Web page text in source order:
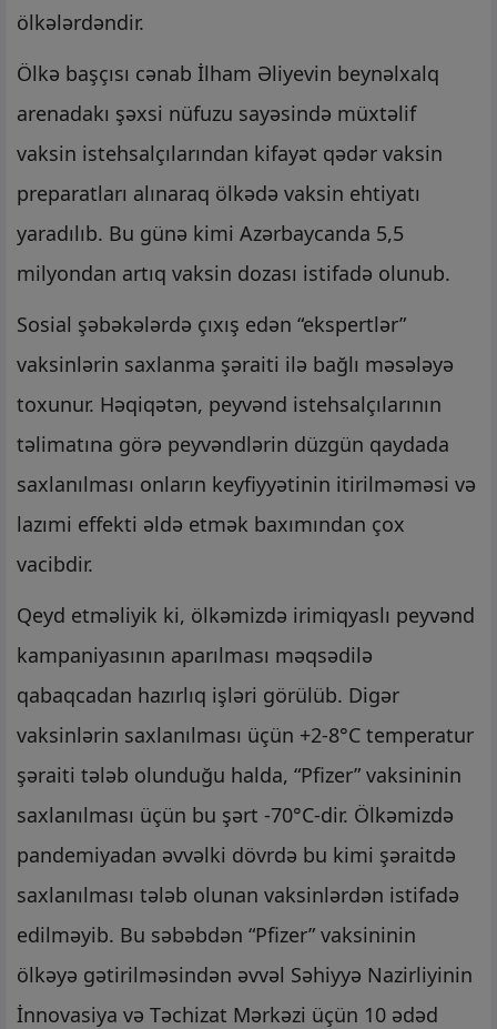
ölkələrdəndir.
Ölkə başçısı cənab İlham Əliyevin beynəlxalq
arenadakı şəxsi nüfuzu sayəsində müxtəlif
vaksin istehsalçılarından kifayət qədər vaksin
preparatları alınaraq ölkədə vaksin ehtiyatı
yaradılıb. Bu günə kimi Azərbaycanda 5,5
milyondan artıq vaksin dozası istifadə olunub.
Sosial şəbəkələrdə çıxış edən “ekspertlər”
vaksinlərin saxlanma şəraiti ilə bağlı məsələyə
toxunur. Həqiqətən, peyvənd istehsalçılarının
təlimatına görə peyvəndlərin düzgün qaydada
saxlanılması onların keyfiyyətinin itirilməməsi və
lazımi effekti əldə etmək baxımından çox
vacibdir.
Qeyd etməliyik ki, ölkəmizdə irimiqyaslı peyvənd
kampaniyasının aparılması məqsədilə
qabaqcadan hazırlıq işləri görülüb. Digər
vaksinlərin saxlanılması üçün +2-8°C temperatur
şəraiti tələb olunduğu halda, “Pfizer” vaksininin
saxlanılması üçün bu şərt -70°C-dir. Ölkəmizdə
pandemiyadan əvvəlki dövrdə bu kimi şəraitdə
saxlanılması tələb olunan vaksinlərdən istifadə
edilməyib. Bu səbəbdən “Pfizer” vaksininin
ölkəyə gətirilməsindən əvvəl Səhiyyə Nazirliyinin
İnnovasiya və Təchizat Mərkəzi üçün 10 ədəd